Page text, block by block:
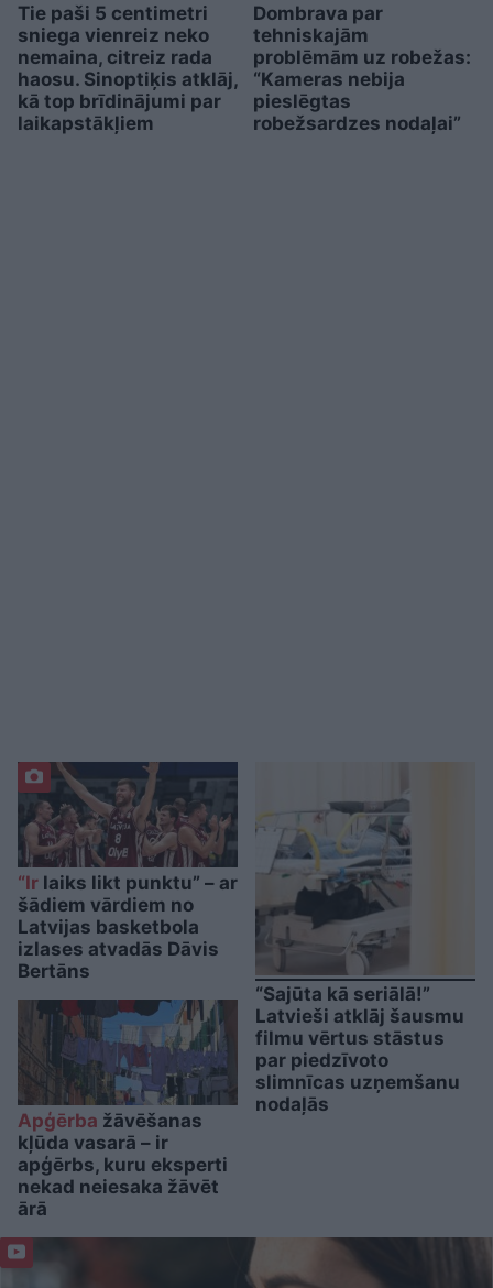
Tie paši 5 centimetri
sniega vienreiz neko
nemaina, citreiz rada
haosu. Sinoptiķis atklāj,
kā top brīdinājumi par
laikapstākļiem
Dombrava par
tehniskajām
problēmām uz robežas:
“Kameras nebija
pieslēgtas
robežsardzes nodaļai”
“Ir laiks likt punktu” – ar
šādiem vārdiem no
Latvijas basketbola
izlases atvadās Dāvis
Bertāns
Apģērba žāvēšanas
kļūda vasarā – ir
apģērbs, kuru eksperti
nekad neiesaka žāvēt
ārā
“Sajūta kā seriālā!”
Latvieši atklāj šausmu
filmu vērtus stāstus
par piedzīvoto
slimnīcas uzņemšanu
nodaļās